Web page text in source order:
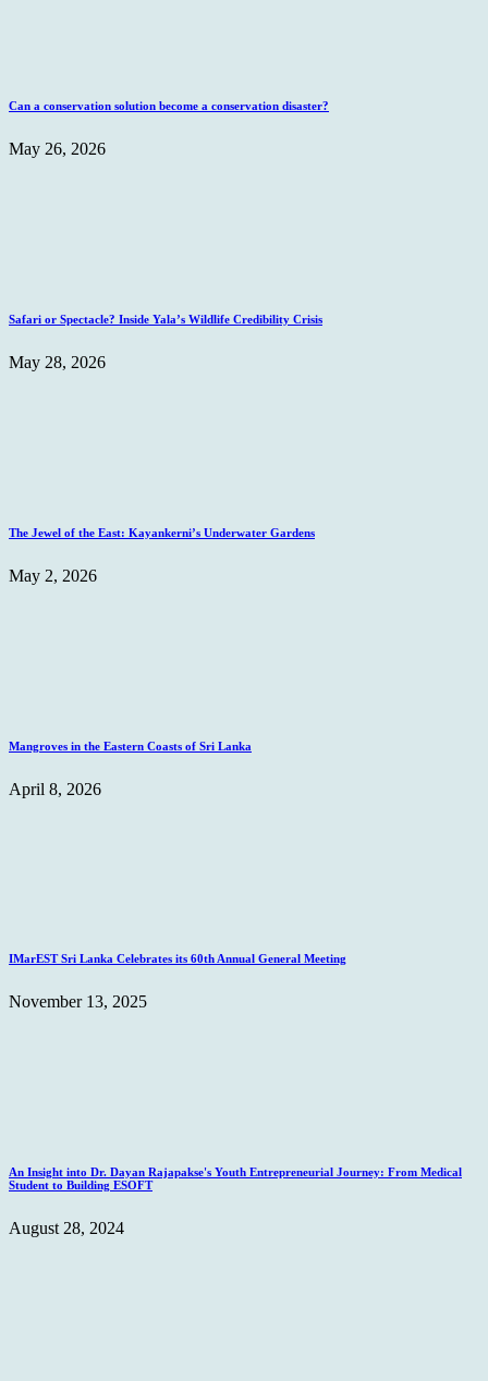
Can a conservation solution become a conservation disaster?
May 26, 2026
Safari or Spectacle? Inside Yala’s Wildlife Credibility Crisis
May 28, 2026
The Jewel of the East: Kayankerni’s Underwater Gardens
May 2, 2026
Mangroves in the Eastern Coasts of Sri Lanka
April 8, 2026
IMarEST Sri Lanka Celebrates its 60th Annual General Meeting
November 13, 2025
An Insight into Dr. Dayan Rajapakse's Youth Entrepreneurial Journey: From Medical
Student to Building ESOFT
August 28, 2024